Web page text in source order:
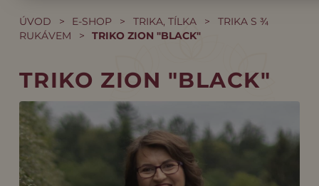
ÚVOD > E-SHOP > TRIKA, TÍLKA >
TRIKA S ¾
RUKÁVEM
> TRIKO ZION "BLACK"
TRIKO ZION "BLACK"